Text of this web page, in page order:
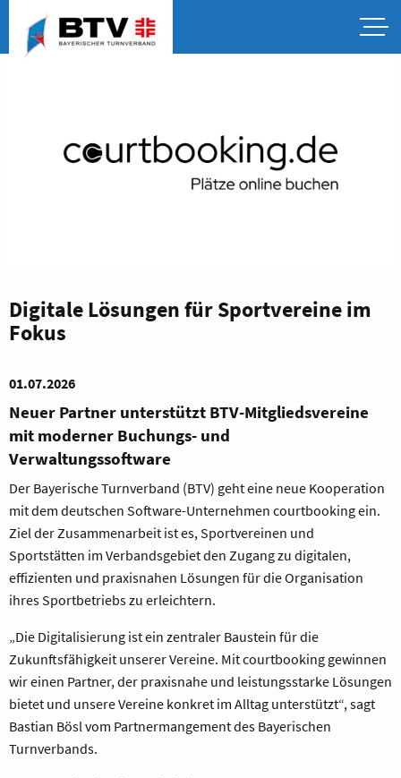
Digitale Lösungen für Sportvereine im
Fokus
01.07.2026
Neuer Partner unterstützt BTV-Mitgliedsvereine
mit moderner Buchungs- und
Verwaltungssoftware
Der Bayerische Turnverband (BTV) geht eine neue Kooperation
mit dem deutschen Software-Unternehmen courtbooking ein.
Ziel der Zusammenarbeit ist es, Sportvereinen und
Sportstätten im Verbandsgebiet den Zugang zu digitalen,
effizienten und praxisnahen Lösungen für die Organisation
ihres Sportbetriebs zu erleichtern.
„Die Digitalisierung ist ein zentraler Baustein für die
Zukunftsfähigkeit unserer Vereine. Mit courtbooking gewinnen
wir einen Partner, der praxisnahe und leistungsstarke Lösungen
bietet und unsere Vereine konkret im Alltag unterstützt“, sagt
Bastian Bösl vom Partnermangement des Bayerischen
Turnverbands.